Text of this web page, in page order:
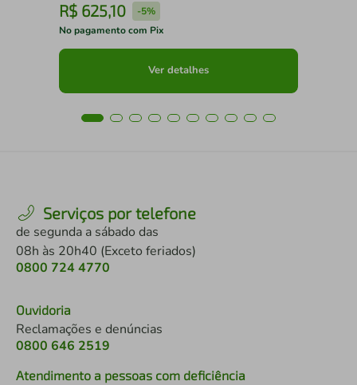
R$ 625,10 -5%
No pagamento com Pix
Ver detalhes
Serviços por telefone
de segunda a sábado das
08h às 20h40 (Exceto feriados)
0800 724 4770
Ouvidoria
Reclamações e denúncias
0800 646 2519
Atendimento a pessoas com deficiência